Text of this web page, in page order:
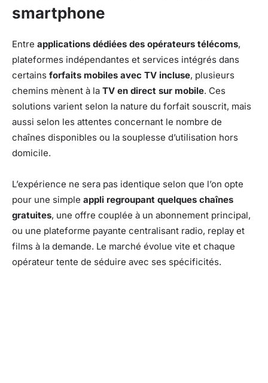
smartphone
Entre applications dédiées des opérateurs télécoms,
plateformes indépendantes et services intégrés dans
certains forfaits mobiles avec TV incluse, plusieurs
chemins mènent à la TV en direct sur mobile. Ces
solutions varient selon la nature du forfait souscrit, mais
aussi selon les attentes concernant le nombre de
chaînes disponibles ou la souplesse d’utilisation hors
domicile.
L’expérience ne sera pas identique selon que l’on opte
pour une simple appli regroupant quelques chaînes
gratuites, une offre couplée à un abonnement principal,
ou une plateforme payante centralisant radio, replay et
films à la demande. Le marché évolue vite et chaque
opérateur tente de séduire avec ses spécificités.